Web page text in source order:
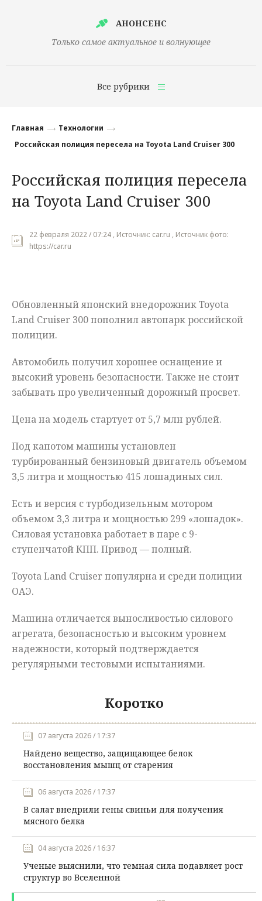
АНОНСЕНС
Только самое актуальное и волнующее
Все рубрики
Финансы
Наука
Культура
Общество
Происшествия
Главная
Технологии
Российская полиция пересела на Toyota Land Cruiser 300
Российская полиция пересела
на Toyota Land Cruiser 300
22 февраля 2022 / 07:24 , Источник: car.ru , Источник фото:
https://car.ru
Обновленный японский внедорожник Toyota
Land Cruiser 300 пополнил автопарк российской
полиции.
Автомобиль получил хорошее оснащение и
высокий уровень безопасности. Также не стоит
забывать про увеличенный дорожный просвет.
Цена на модель стартует от 5,7 млн рублей.
Под капотом машины установлен
турбированный бензиновый двигатель объемом
3,5 литра и мощностью 415 лошадиных сил.
Есть и версия с турбодизельным мотором
объемом 3,3 литра и мощностью 299 «лошадок».
Силовая установка работает в паре с 9-
ступенчатой КПП. Привод — полный.
Toyota Land Cruiser популярна и среди полиции
ОАЭ.
Машина отличается выносливостью силового
агрегата, безопасностью и высоким уровнем
надежности, который подтверждается
регулярными тестовыми испытаниями.
Коротко
07 августа 2026 / 17:37
Найдено вещество, защищающее белок
восстановления мышц от старения
06 августа 2026 / 17:37
В салат внедрили гены свиньи для получения
мясного белка
04 августа 2026 / 16:37
Ученые выяснили, что темная сила подавляет рост
структур во Вселенной